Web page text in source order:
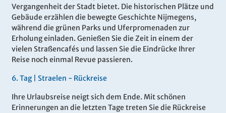
Vergangenheit der Stadt bietet. Die historischen Plätze und
Gebäude erzählen die bewegte Geschichte Nijmegens,
während die grünen Parks und Uferpromenaden zur
Erholung einladen. Genießen Sie die Zeit in einem der
vielen Straßencafés und lassen Sie die Eindrücke Ihrer
Reise noch einmal Revue passieren.
6. Tag | Straelen - Rückreise
Ihre Urlaubsreise neigt sich dem Ende. Mit schönen
Erinnerungen an die letzten Tage treten Sie die Rückreise